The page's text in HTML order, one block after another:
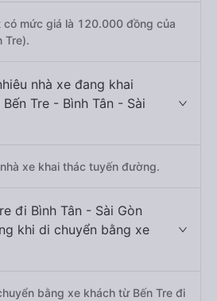
có mức giá là 120.000 đồng của
Tre).
nhà xe đang khai
Tre - Bình Tân - Sài
xe khai thác tuyến đường.
đi Bình Tân - Sài Gòn
khi di chuyển bằng xe
bằng xe khách từ Bến Tre đi